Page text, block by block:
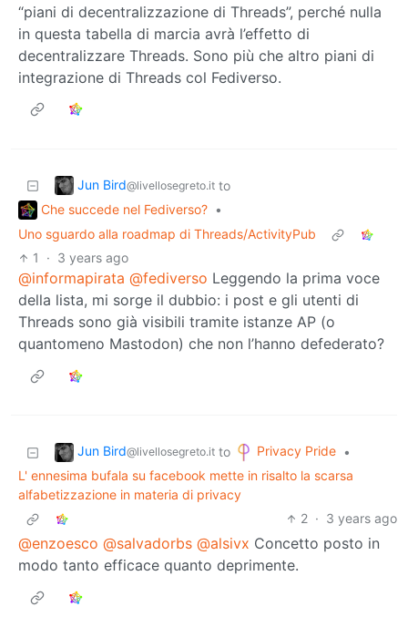
“piani di decentralizzazione di Threads”, perché nulla
in questa tabella di marcia avrà l’effetto di
decentralizzare Threads. Sono più che altro piani di
integrazione di Threads col Fediverso.
Jun Bird@livellosegreto.it to
Che succede nel Fediverso? •
Uno sguardo alla roadmap di Threads/ActivityPub
1
· 3 years ago
@informapirata @fediverso Leggendo la prima voce
della lista, mi sorge il dubbio: i post e gli utenti di
Threads sono già visibili tramite istanze AP (o
quantomeno Mastodon) che non l’hanno defederato?
Jun Bird@livellosegreto.it to Privacy Pride •
L' ennesima bufala su facebook mette in risalto la scarsa
alfabetizzazione in materia di privacy
2 · 3 years ago
@enzoesco @salvadorbs @alsivx Concetto posto in
modo tanto efficace quanto deprimente.